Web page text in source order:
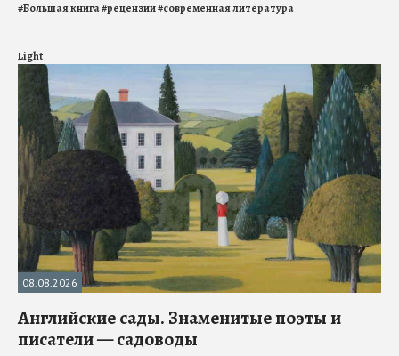
#Большая книга#рецензии#современная литература
Light
08.08.2026
Английские сады. Знаменитые поэты и
писатели — садоводы